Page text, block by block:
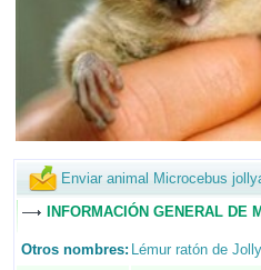
Enviar animal Microcebus
INFORMACIÓN GENERAL
Otros nombres: Lémur ratón de Jolly